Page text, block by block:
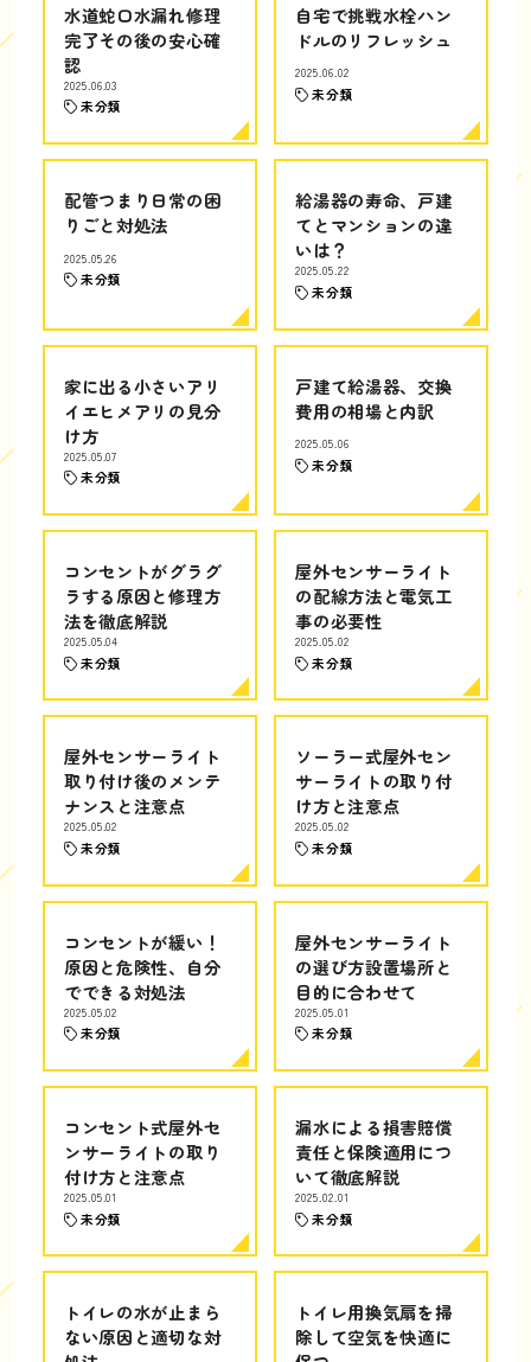
水道蛇口水漏れ修理
完了その後の安心確
認
2025.06.03
未分類
自宅で挑戦水栓ハン
ドルのリフレッシュ
2025.06.02
未分類
配管つまり日常の困
りごと対処法
2025.05.26
未分類
給湯器の寿命、戸建
てとマンションの違
いは？
2025.05.22
未分類
家に出る小さいアリ
イエヒメアリの見分
け方
2025.05.07
未分類
戸建て給湯器、交換
費用の相場と内訳
2025.05.06
未分類
コンセントがグラグ
ラする原因と修理方
法を徹底解説
2025.05.04
未分類
屋外センサーライト
の配線方法と電気工
事の必要性
2025.05.02
未分類
屋外センサーライト
取り付け後のメンテ
ナンスと注意点
2025.05.02
未分類
ソーラー式屋外セン
サーライトの取り付
け方と注意点
2025.05.02
未分類
コンセントが緩い！
原因と危険性、自分
でできる対処法
2025.05.02
未分類
屋外センサーライト
の選び方設置場所と
目的に合わせて
2025.05.01
未分類
コンセント式屋外セ
ンサーライトの取り
付け方と注意点
2025.05.01
未分類
漏水による損害賠償
責任と保険適用につ
いて徹底解説
2025.02.01
未分類
トイレの水が止まら
ない原因と適切な対
トイレ用換気扇を掃
除して空気を快適に